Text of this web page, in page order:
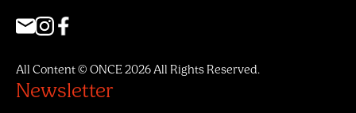
All Content © ONCE 2026 All Rights Reserved.
Newsletter